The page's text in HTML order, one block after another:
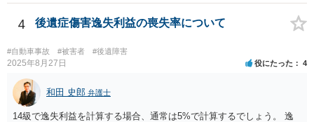
す（ご自宅の火災保険や自動車の任意保険等を確認してみて下さい。
加入したつもりがなくても、確認してみたら付いていたということが
4 後遺症傷害逸失利益の喪失率について
#自動車事故 #被害者 #後遺障害
2025年8月27日 役にたった 4
和田 史郎 弁護士
14級で逸失利益を計算する場合、通常は5%で計算するでしょう。 逸